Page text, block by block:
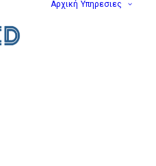
Αρχική Υπηρεσιες